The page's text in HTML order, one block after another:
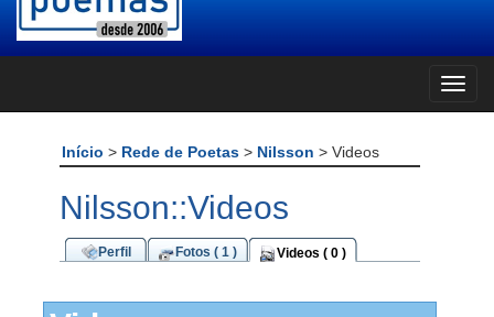
Início > Rede de Poetas > Nilsson > Videos
Nilsson::Videos
Perfil Fotos ( 1 ) Videos ( 0 )